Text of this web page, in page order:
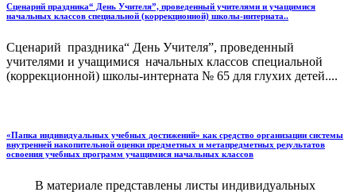
Сценарий праздника“ День Учителя”, проведенный учителями и учащимися
начальных классов специальной (коррекционной) школы-интерната..
Сценарий праздника“ День Учителя”, проведенный
учителями и учащимися начальных классов специальной
(коррекционной) школы-интерната № 65 для глухих детей....
«Папка индивидуальных учебных достижений» как средство организации системы
внутренней накопительной оценки предметных и метапредметных результатов
освоения учебных программ учащимися начальных классов
В материале представлены листы индивидуальных